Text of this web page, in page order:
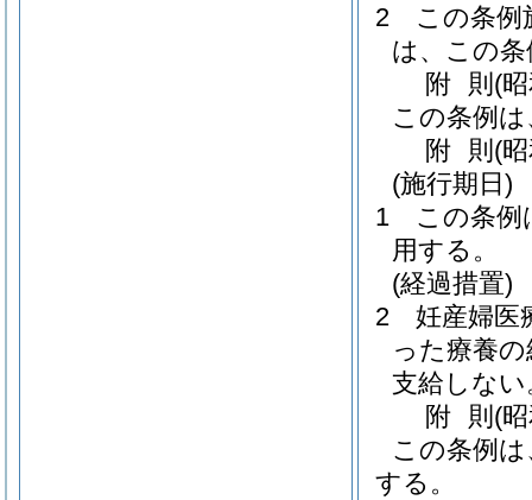
2
この条例
は、この
附 則 (
この条例
附 則 (
(施行期日)
1
この条例
用する。
(経過措置)
2
妊産婦医
った療養
支給しない
附 則 (
この条例
する。